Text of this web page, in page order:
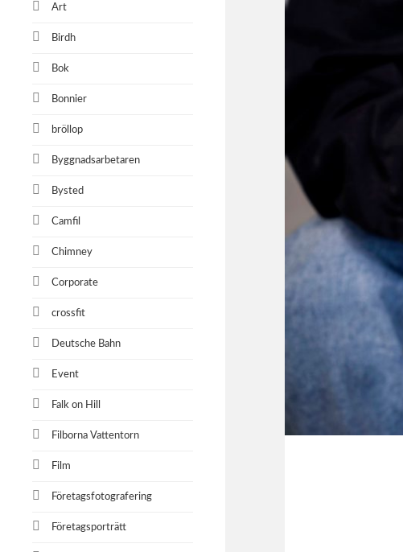
Art
Birdh
Bok
Bonnier
bröllop
Byggnadsarbetaren
Bysted
Camfil
Chimney
Corporate
crossfit
Deutsche Bahn
Event
Falk on Hill
Filborna Vattentorn
Film
Företagsfotografering
Företagsporträtt